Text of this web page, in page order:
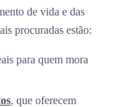
de vida e das
procuradas estão:
para quem mora
, que oferecem